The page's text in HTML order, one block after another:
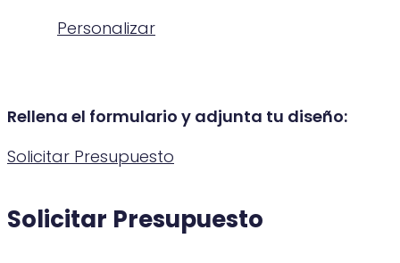
Personalizar
Rellena el formulario y adjunta tu diseño:
Solicitar Presupuesto
Solicitar Presupuesto